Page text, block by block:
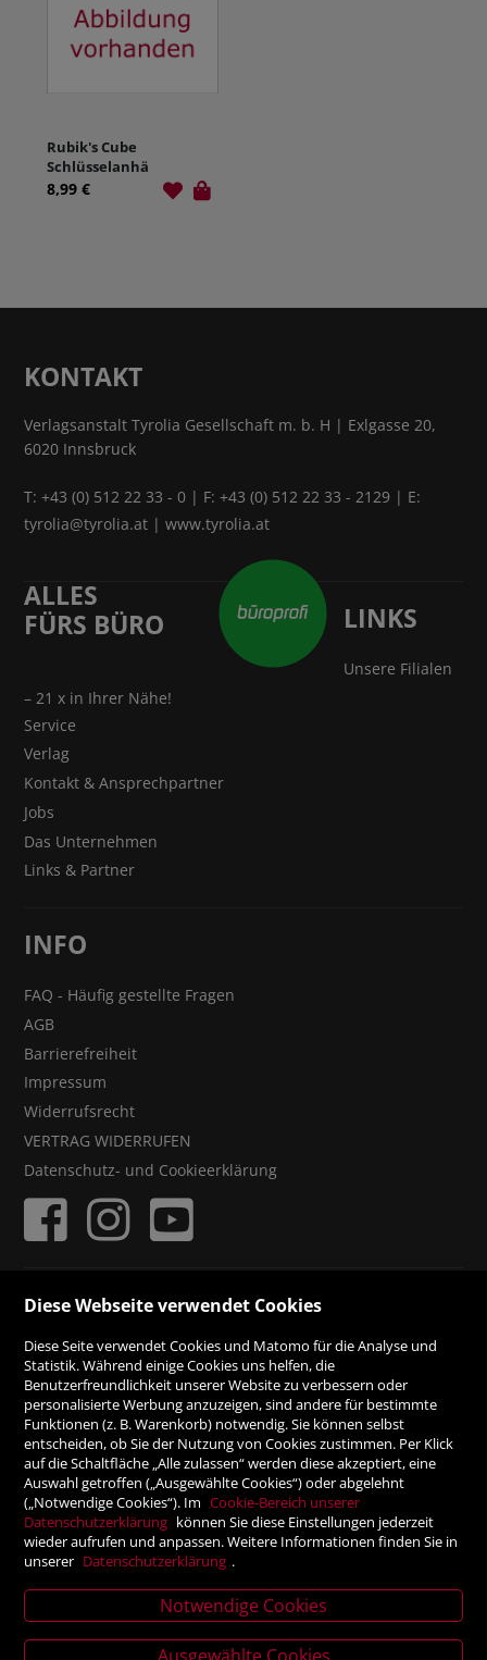
News
Rubik's Cube
Schlüsselanhä
nger (Spiel)
8,99 €
KONTAKT
Verlagsanstalt Tyrolia Gesellschaft m. b. H | Exlgasse 20,
6020 Innsbruck
T:+43 (0) 512 22 33 - 0 | F: +43 (0) 512 22 33 - 2129 | E:
tyrolia@tyrolia.at |www.tyrolia.at
ALLES
FÜRS BÜRO
LINKS
Unsere Filialen
– 21 x in Ihrer Nähe!
Service
Verlag
Kontakt & Ansprechpartner
Jobs
Das Unternehmen
Links & Partner
INFO
FAQ - Häufig gestellte Fragen
AGB
Barrierefreiheit
Impressum
Widerrufsrecht
VERTRAG WIDERRUFEN
Datenschutz- und Cookieerklärung
ZAHLUNGSMÖGLICHKEITEN
Rechnung
Vorauskasse
SICHER ONLINE SHOPPEN!
Diese Webseite verwendet Cookies
Diese Seite verwendet Cookies und Matomo für die Analyse und
Statistik. Während einige Cookies uns helfen, die
Benutzerfreundlichkeit unserer Website zu verbessern oder
personalisierte Werbung anzuzeigen, sind andere für bestimmte
Funktionen (z. B. Warenkorb) notwendig. Sie können selbst
entscheiden, ob Sie der Nutzung von Cookies zustimmen. Per Klick
auf die Schaltfläche „Alle zulassen“ werden diese akzeptiert, eine
Auswahl getroffen („Ausgewählte Cookies“) oder abgelehnt
(„Notwendige Cookies“). Im Cookie-Bereich unserer
Datenschutzerklärung können Sie diese Einstellungen jederzeit
wieder aufrufen und anpassen. Weitere Informationen finden Sie in
unserer Datenschutzerklärung .
Notwendige Cookies